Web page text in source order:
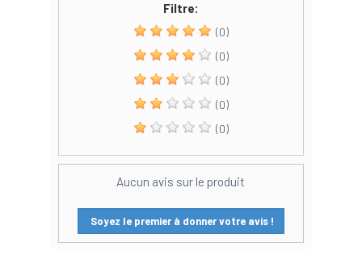
Filtre:
(0)
(0)
(0)
(0)
(0)
Aucun avis sur le produit
Soyez le premier à donner votre avis !